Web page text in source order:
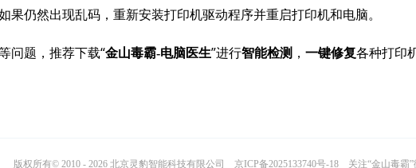
仍然出现乱码，重新安装打印机驱动程序并重启打印机和电脑。
问题，推荐下载“金山毒霸-电脑医生”进行智能检测 ， 一键修复各种打印
版权所有© 2010 - 2026 北京灵豹智能科技有限公司 京ICP备2025133740号-18 关注“金山毒霸